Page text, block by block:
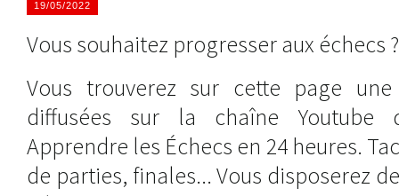
19/05/2022
Vous souhaitez progresser aux échecs ?
Vous trouverez sur cette page
diffusées sur la chaîne Youtube
Apprendre les Échecs en 24 heures.
de parties, finales... Vous disposerez